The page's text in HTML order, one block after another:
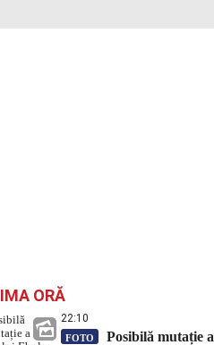
ORĂ
22:10
FOTO
Posibilă mutație a